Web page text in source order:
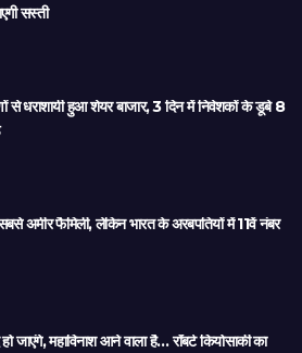
सस्ती
से धराशायी हुआ शेयर बाजार, 3 दिन में निवेशकों के डूबे 8
अमीर फैमिली, लेकिन भारत के अरबपतियों में 11वें नंबर
हो जाएंगे, महाविनाश आने वाला है… रॉबर्ट कियोसाकी का